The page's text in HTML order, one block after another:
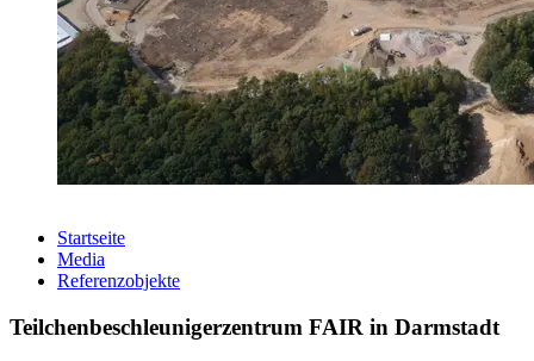
Startseite
Media
Referenzobjekte
Teilchenbeschleunigerzentrum FAIR in Darmstadt